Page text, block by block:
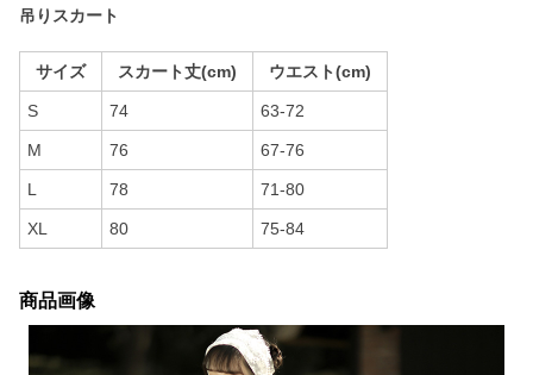
吊りスカート
サイズ スカート丈(cm) ウエスト(cm)
S 74 63-72
M 76 67-76
L 78 71-80
XL 80 75-84
商品画像